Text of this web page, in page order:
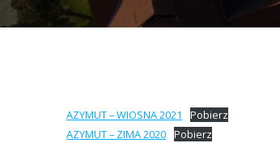
AZYMUT – WIOSNA 2021
Pobierz
AZYMUT – ZIMA 2020 Pobierz